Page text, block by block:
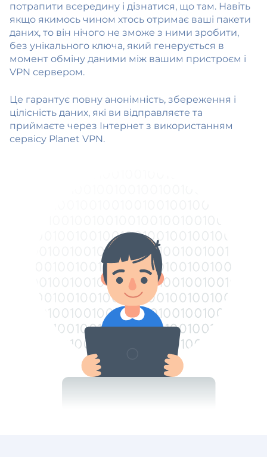
потрапити всередину і дізнатися, що там. Навіть
якщо якимось чином хтось отримає ваші пакети
даних, то він нічого не зможе з ними зробити,
без унікального ключа, який генерується в
момент обміну даними між вашим пристроєм і
VPN сервером.
Це гарантує повну анонімність, збереження і
цілісність даних, які ви відправляєте та
приймаєте через Інтернет з використанням
сервісу Planet VPN.